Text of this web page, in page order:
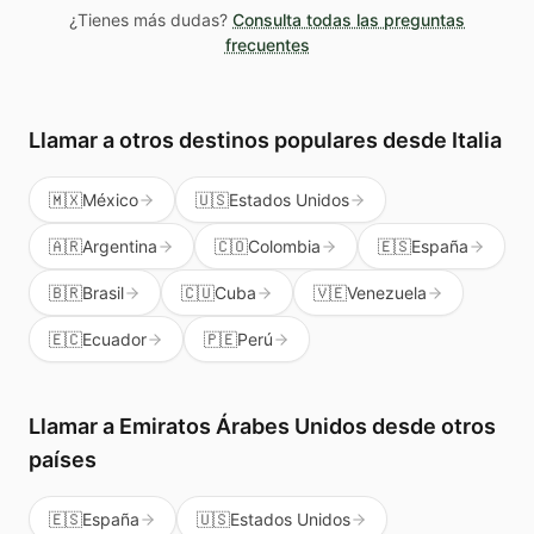
mientras tengas la cuenta activa. Puedes
usarlos cuando los necesites sin presión.
¿Tienes más dudas? Consulta todas las preguntas
frecuentes
Llamar a otros destinos populares desde Italia
🇲🇽México 🇺🇸Estados Unidos
🇦🇷Argentina 🇨🇴Colombia 🇪🇸España
🇧🇷Brasil 🇨🇺Cuba 🇻🇪Venezuela
🇪🇨Ecuador 🇵🇪Perú
Llamar a Emiratos Árabes Unidos desde otros
países
🇪🇸España 🇺🇸Estados Unidos